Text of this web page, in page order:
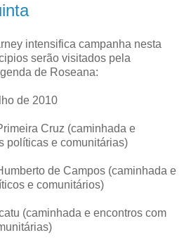
intensifica campanha nesta
serão visitados pela
de Roseana:
de 2010
Cruz (caminhada e
políticas e comunitárias)
de Campos (caminhada e
e comunitários)
(caminhada e encontros com